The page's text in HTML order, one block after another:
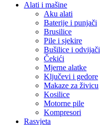
Alati i mašine
Aku alati
Baterije i punjači
Brusilice
Pile i sjekire
Bušilice i odvijači
Čekići
Mjerne alatke
Ključevi i gedore
Makaze za živicu
Kosilice
Motorne pile
Kompresori
Rasvjeta